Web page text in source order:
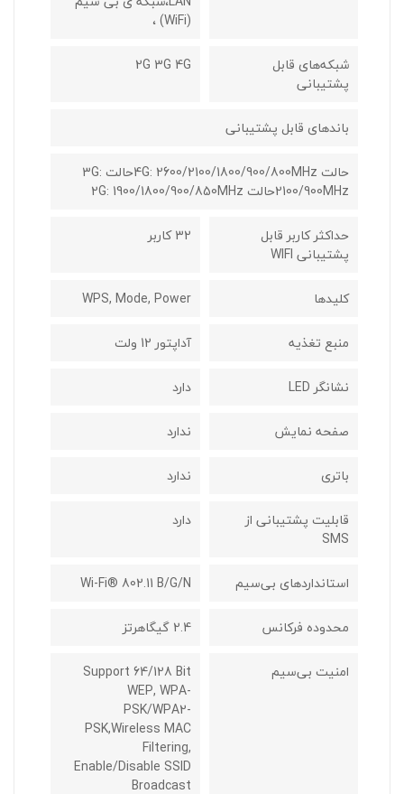
(WiFi) ،
شبکه‌های قابل
پشتیبانی
2G 3G 4G
باندهای قابل پشتیبانی
حالت 4G: 2600/2100/1800/900/800MHzحالت 3G:
2100/900MHzحالت 2G: 1900/1800/900/850MHz
حداکثر کاربر قابل
پشتیبانی WIFI
32 کاربر
کلیدها
WPS, Mode, Power
منبع تغذیه
آداپتور 12 ولت
نشانگر LED
دارد
صفحه نمایش
ندارد
باتری
ندارد
قابلیت پشتیبانی از
SMS
دارد
استانداردهای بی‌سیم
Wi-Fi® 802.11 B/g/n
محدوده فرکانس
2.4 گیگاهرتز
امنیت بی‌سیم
Support 64/128 Bit
WEP, WPA-
PSK/WPA2-
PSK,Wireless MAC
Filtering,
Enable/Disable SSID
Broadcast